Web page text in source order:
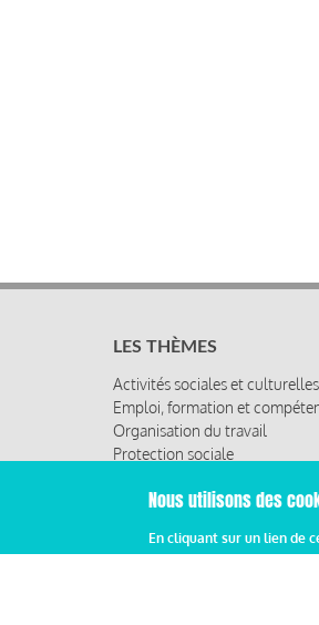
LES THÈMES
Activités sociales et culturelles
Emploi, formation et
Organisation du travail
Protection sociale
Rémunération globale &
Vie économique, RSE &
Nous utilisons des
En cliquant sur un lien de